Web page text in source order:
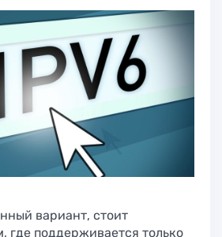
вариант, стоит
где поддерживается только